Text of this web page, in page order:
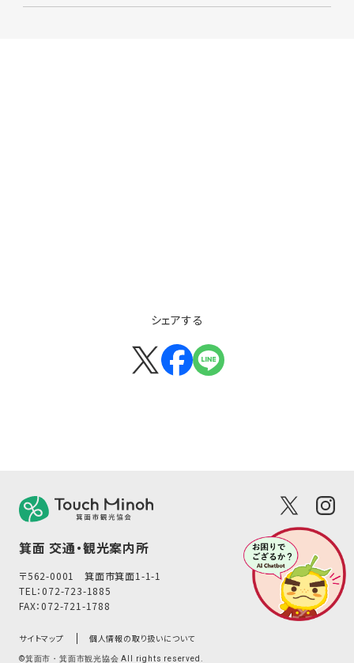
シェアする
箕面 交通・観光案内所
〒562-0001 箕面市箕面1-1-1
TEL：072-723-1885
FAX：072-721-1788
サイトマップ 個人情報の取り扱いについて
©箕面市・箕面市観光協会 All rights reserved.